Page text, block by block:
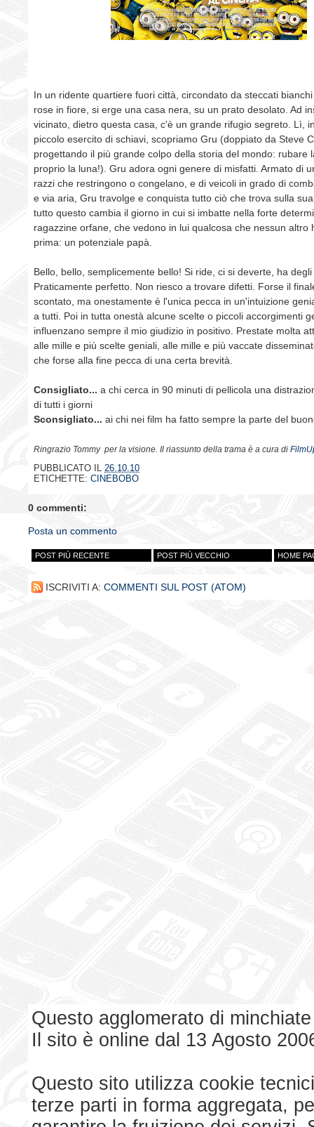
In un ridente quartiere fuori città, circondato da steccati
rose in fiore, si erge una casa nera, su un prato desolato. Ad
vicinato, dietro questa casa, c'è un grande rifugio segreto. Lì,
piccolo esercito di schiavi, scopriamo Gru (doppiato da Steve
progettando il più grande colpo della storia del mondo: rubare
proprio la luna!). Gru adora ogni genere di misfatti. Armato di
razzi che restringono o congelano, e di veicoli in grado di
e via aria, Gru travolge e conquista tutto ciò che trova sulla
tutto questo cambia il giorno in cui si imbatte nella forte
ragazzine orfane, che vedono in lui qualcosa che nessun altro
prima: un potenziale papà.
Bello, bello, semplicemente bello! Si ride, ci si deverte, ha
Praticamente perfetto. Non riesco a trovare difetti. Forse il
scontato, ma onestamente è l'unica pecca in un'intuizione
a tutti. Poi in tutta onestà alcune scelte o piccoli accorgimenti
influenzano sempre il mio giudizio in positivo. Prestate molta
alle mille e più scelte geniali, alle mille e più vaccate
che forse alla fine pecca di una certa brevità.
Consigliato... a chi cerca in 90 minuti di pellicola una
di tutti i giorni
Sconsigliato... ai chi nei film ha fatto sempre la parte del
Ringrazio Tommy per la visione. Il riassunto della trama è a cura di
PUBBLICATO IL 26.10.10
ETICHETTE: CINEBOBO
0 commenti:
Posta un commento
POST PIÙ RECENTE POST PIÙ VECCHIO HOME
ISCRIVITI A: COMMENTI SUL POST (ATOM)
Questo agglomerato di
Il sito è online dal 13 Agosto
Questo sito utilizza cookie
terze parti in forma aggregata,